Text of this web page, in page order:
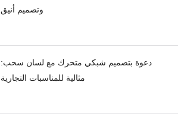
وتصميم أنيق
دعوة بتصميم شبكي متحرك مع لسان سحب:
مثالية للمناسبات التجارية